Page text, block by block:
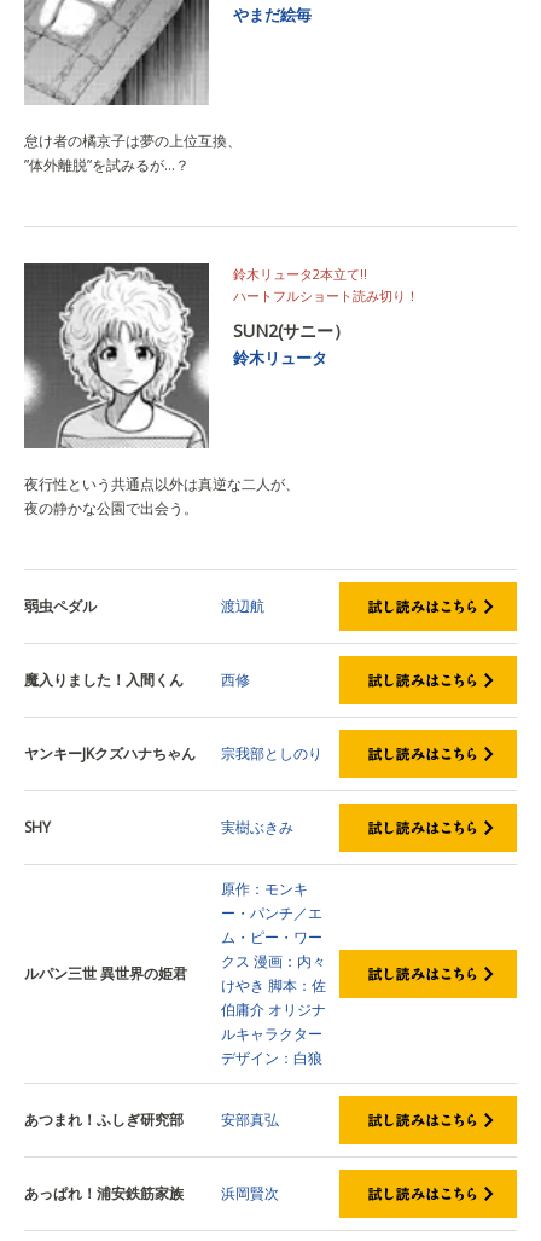
やまだ絵毎
怠け者の橘京子は夢の上位互換、
”体外離脱”を試みるが…？
鈴木リュータ2本立て‼
ハートフルショート読み切り！
SUN2(サニー）
鈴木リュータ
夜行性という共通点以外は真逆な二人が、
夜の静かな公園で出会う。
弱虫ペダル 渡辺航
魔入りました！入間くん 西修
ヤンキーJKクズハナちゃん 宗我部としのり
SHY 実樹ぶきみ
ルパン三世 異世界の姫君
原作：モンキ
ー・パンチ／エ
ム・ピー・ワー
クス 漫画：内々
けやき 脚本：佐
伯庸介 オリジナ
ルキャラクター
デザイン：白狼
あつまれ！ふしぎ研究部 安部真弘
あっぱれ！浦安鉄筋家族 浜岡賢次